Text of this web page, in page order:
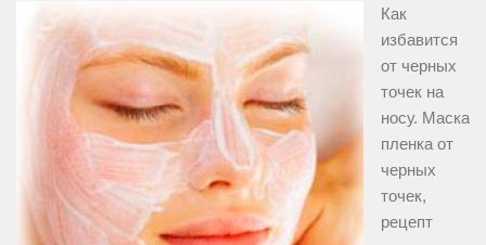
Как
избавится
от черных
точек на
носу. Маска
пленка от
черных
точек,
рецепт